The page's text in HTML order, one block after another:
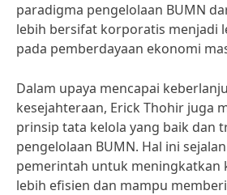
paradigma pengelolaan BUMN
lebih bersifat korporatis menjadi
pada pemberdayaan ekonomi
Dalam upaya mencapai
kesejahteraan, Erick Thohir juga
prinsip tata kelola yang baik dan
pengelolaan BUMN. Hal ini
pemerintah untuk meningkatkan
lebih efisien dan mampu